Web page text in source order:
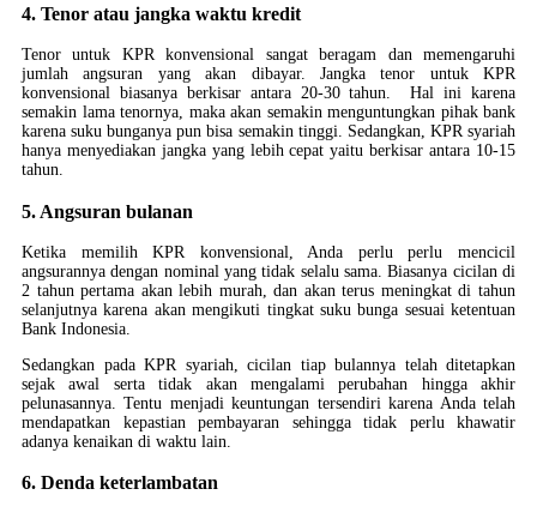
4. Tenor atau jangka waktu kredit
Tenor untuk KPR konvensional sangat beragam dan memengaruhi
jumlah angsuran yang akan dibayar. Jangka tenor untuk KPR
konvensional biasanya berkisar antara 20-30 tahun. Hal ini karena
semakin lama tenornya, maka akan semakin menguntungkan pihak bank
karena suku bunganya pun bisa semakin tinggi. Sedangkan, KPR syariah
hanya menyediakan jangka yang lebih cepat yaitu berkisar antara 10-15
tahun.
5. Angsuran bulanan
Ketika memilih KPR konvensional, Anda perlu perlu mencicil
angsurannya dengan nominal yang tidak selalu sama. Biasanya cicilan di
2 tahun pertama akan lebih murah, dan akan terus meningkat di tahun
selanjutnya karena akan mengikuti tingkat suku bunga sesuai ketentuan
Bank Indonesia.
Sedangkan pada KPR syariah, cicilan tiap bulannya telah ditetapkan
sejak awal serta tidak akan mengalami perubahan hingga akhir
pelunasannya. Tentu menjadi keuntungan tersendiri karena Anda telah
mendapatkan kepastian pembayaran sehingga tidak perlu khawatir
adanya kenaikan di waktu lain.
6. Denda keterlambatan